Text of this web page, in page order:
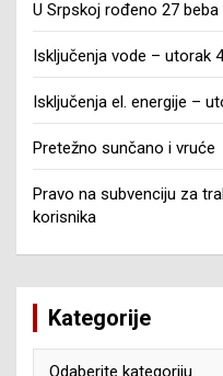
U Srpskoj rođeno 27 beba
Isključenja vode – utorak
Isključenja el. energije –
Pretežno sunčano i vruće
Pravo na subvenciju za
korisnika
Kategorije